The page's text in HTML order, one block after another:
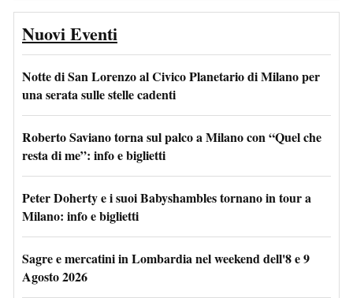
Nuovi Eventi
Notte di San Lorenzo al Civico Planetario di Milano per
una serata sulle stelle cadenti
Roberto Saviano torna sul palco a Milano con “Quel che
resta di me”: info e biglietti
Peter Doherty e i suoi Babyshambles tornano in tour a
Milano: info e biglietti
Sagre e mercatini in Lombardia nel weekend dell'8 e 9
Agosto 2026